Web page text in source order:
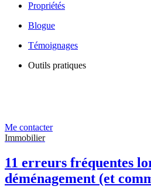
Propriétés
Blogue
Témoignages
Outils pratiques
Me contacter
Immobilier
11 erreurs fréquentes
déménagement (et